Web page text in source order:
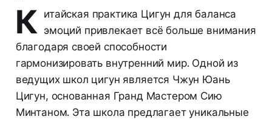
К итайская практика Цигун для баланса
эмоций привлекает всё больше внимания
благодаря своей способности
гармонизировать внутренний мир. Одной из
ведущих школ цигун является Чжун Юань
Цигун, основанная Гранд Мастером Сию
Минтаном. Эта школа предлагает уникальные